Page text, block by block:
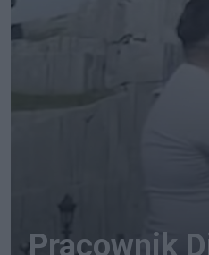
Pracownik